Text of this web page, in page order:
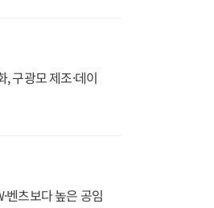
구광모 제조·데이
벤츠보다 높은 공임